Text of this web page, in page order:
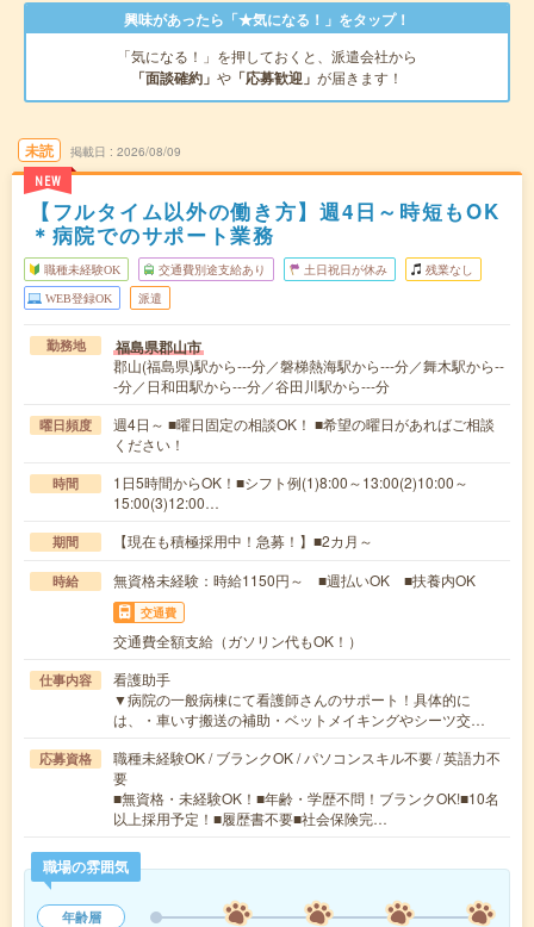
興味があったら「★気になる！」をタップ！
「気になる！」を押しておくと、派遣会社から
「面談確約」 や 「応募歓迎」 が届きます！
未読
NEW
掲載日 2026/08/09
【フルタイム以外の働き方】週4日～時短もOK
＊病院でのサポート業務
職種未経験OK 交通費別途支給あり 土日祝日が休み 残業なし
WEB登録OK 派遣
勤務地 福島県郡山市
郡山(福島県)駅から---分／磐梯熱海駅から---分／舞木駅から--
-分／日和田駅から---分／谷田川駅から---分
曜日頻度
週4日～ ■曜日固定の相談OK！ ■希望の曜日があればご相談
ください！
時間
1日5時間からOK！■シフト例(1)8:00～13:00(2)10:00～
15:00(3)12:00…
期間 【現在も積極採用中！急募！】■2カ月～
時給 無資格未経験：時給1150円～ ■週払いOK ■扶養内OK
交通費
交通費全額支給（ガソリン代もOK！）
仕事内容
看護助手
▼病院の一般病棟にて看護師さんのサポート！具体的に
は、・車いす搬送の補助・ベットメイキングやシーツ交…
応募資格
職種未経験OK / ブランクOK / パソコンスキル不要 / 英語力不
要
■無資格・未経験OK！■年齢・学歴不問！ブランクOK!■10名
以上採用予定！■履歴書不要■社会保険完…
職場の雰囲気
年齢層